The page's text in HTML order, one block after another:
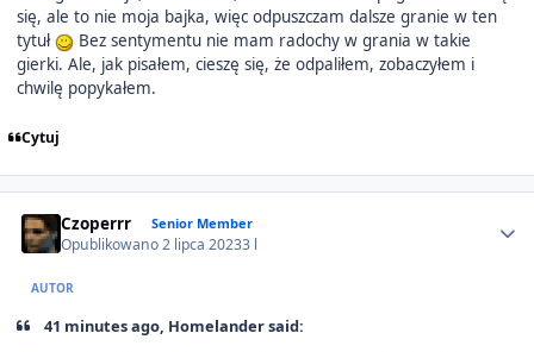
się, ale to nie moja bajka, więc odpuszczam dalsze granie w ten
tytuł
Bez sentymentu nie mam radochy w grania w takie
gierki. Ale, jak pisałem, cieszę się, że odpaliłem, zobaczyłem i
chwilę popykałem.
Cytuj
Czoperrr Senior Member
Opublikowano2 lipca 20233 l
AUTOR
41 minutes ago, Homelander said: